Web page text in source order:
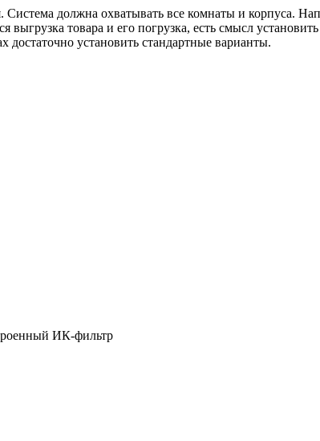
должна охватывать все комнаты и корпуса.
товара и его погрузка, есть смысл
установить стандартные варианты.
ИК-фильтр